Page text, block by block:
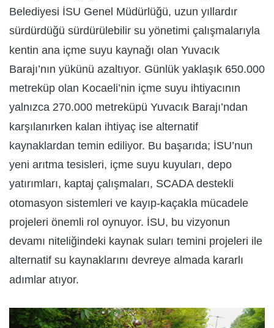
Belediyesi İSU Genel Müdürlüğü, uzun yıllardır
sürdürdüğü sürdürülebilir su yönetimi çalışmalarıyla
kentin ana içme suyu kaynağı olan Yuvacık
Barajı’nın yükünü azaltıyor. Günlük yaklaşık 650.000
metreküp olan Kocaeli’nin içme suyu ihtiyacının
yalnızca 270.000 metreküpü Yuvacık Barajı’ndan
karşılanırken kalan ihtiyaç ise alternatif
kaynaklardan temin ediliyor. Bu başarıda; İSU’nun
yeni arıtma tesisleri, içme suyu kuyuları, depo
yatırımları, kaptaj çalışmaları, SCADA destekli
otomasyon sistemleri ve kayıp-kaçakla mücadele
projeleri önemli rol oynuyor. İSU, bu vizyonun
devamı niteliğindeki kaynak suları temini projeleri ile
alternatif su kaynaklarını devreye almada kararlı
adımlar atıyor.